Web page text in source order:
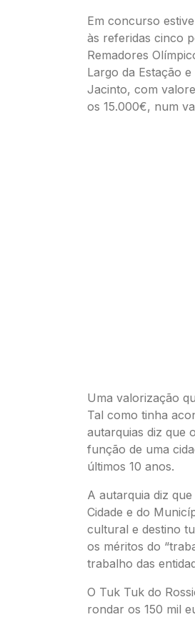
Em concurso
às referidas cinco
Remadores
Largo da Estação
Jacinto, com
os 15.000€, num
Uma valorização
Tal como tinha
autarquias diz que
função de uma
últimos 10 anos.
A autarquia diz
Cidade e do
cultural e destino
os méritos do
trabalho das
O Tuk Tuk do
rondar os 150 mil